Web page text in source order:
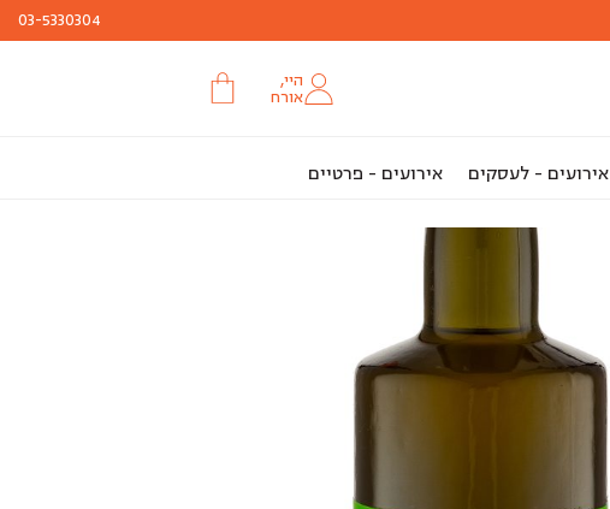
03-5330304
היי,
אורח
אירועים - לעסקים אירועים - פרטיים